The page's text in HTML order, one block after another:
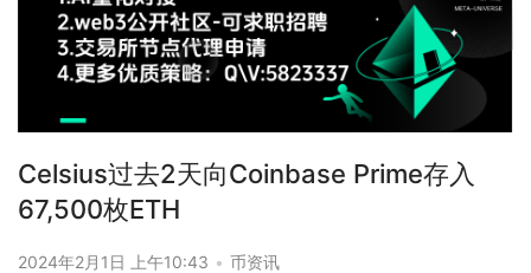
Celsius过去2天向Coinbase Prime存入
67,500枚ETH
2024年2月1日 上午10:43 • 币资讯